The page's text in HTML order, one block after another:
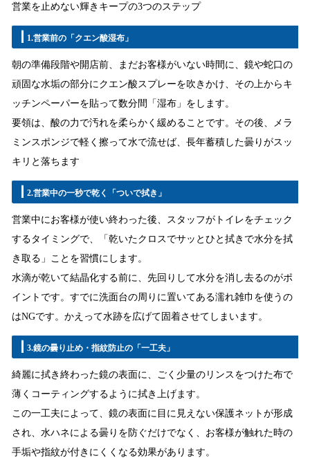
営業を止めない輝きキープの3つのステップ
1.営業前の「クエン酸湿布」
朝の準備段階や開店前、まだお客様がいない時間に、鏡や蛇口の
頑固な水垢の部分にクエン酸スプレーを吹きかけ、その上からキ
ッチンペーパーを貼って数分間「湿布」をします。
要領は、酸の力で汚れを柔らかく緩めることです。その後、メラ
ミンスポンジで軽く擦って水で流せば、長年蓄積した曇りがスッ
キリと落ちます
2.営業中の一秒で乾く「ついで拭き」
営業中にお客様が使い終わった後、スタッフがトイレをチェック
するタイミングで、「乾いたクロスでサッとひと拭きで水分を拭
き取る」ことを習慣にします。
水滴が乾いて結晶化する前に、先回りして水分を消し去るのがポ
イントです。すでに洗面台の周りに置いてある濡れ雑巾を使うの
はNGです。かえって水跡を広げて固着させてしまいます。
3.鏡の曇り止め・指紋防止の「一工夫」
綺麗に拭き終わった鏡の表面に、ごく少量のリンスをつけた布で
薄くコーティングするように拭き上げます。
この一工夫によって、鏡の表面に目に見えない保護ネットが形成
され、水ハネによる曇りを防ぐだけでなく、お客様が触れた時の
手垢や指紋が付きにくくなる効果があります。